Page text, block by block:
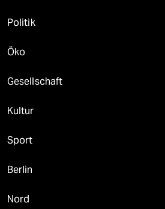
Politik
Öko
Gesellschaft
Kultur
Sport
Berlin
Nord